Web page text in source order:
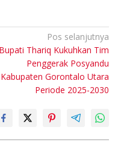
Pos selanjutnya
Bupati Thariq Kukuhkan Tim
Penggerak Posyandu
Kabupaten Gorontalo Utara
Periode 2025-2030